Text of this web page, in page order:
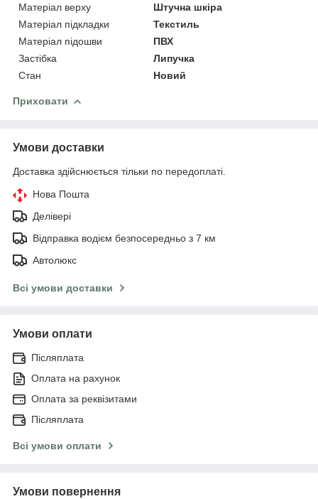
Матеріал верху
Штучна шкіра
Матеріал підкладки
Текстиль
Матеріал підошви
ПВХ
Застібка
Липучка
Стан
Новий
Приховати
Умови доставки
Доставка здійснюється тільки по передоплаті.
Нова Пошта
Делівері
Відправка водієм безпосередньо з 7 км
Автолюкс
Всі умови доставки
Умови оплати
Післяплата
Оплата на рахунок
Оплата за реквізитами
Післяплата
Всі умови оплати
Умови повернення